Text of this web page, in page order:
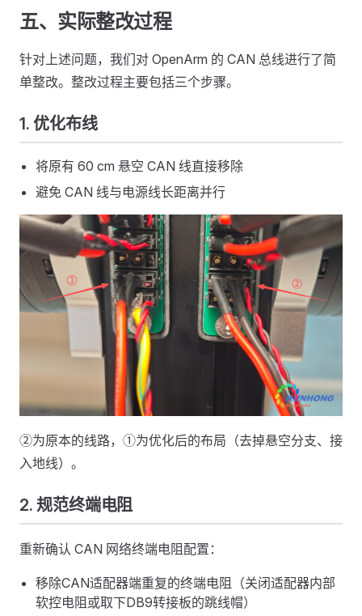
五、实际整改过程
针对上述问题，我们对 OpenArm 的 CAN 总线进行了简
单整改。整改过程主要包括三个步骤。
1. 优化布线
将原有 60 cm 悬空 CAN 线直接移除
避免 CAN 线与电源线长距离并行
②为原本的线路，①为优化后的布局（去掉悬空分支、接
入地线）。
2. 规范终端电阻
重新确认 CAN 网络终端电阻配置：
移除CAN适配器端重复的终端电阻（关闭适配器内部
软控电阻或取下DB9转接板的跳线帽）